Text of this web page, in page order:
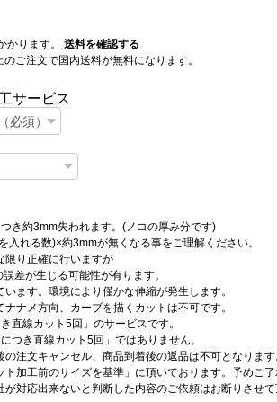
ります。
送料を確認する
ご注文で国内送料が無料になります。
サービス
き約3mm失われます。(ノコの厚み分です)
入れる数)×約3mmが無くなる事をご理解ください。
限り正確に行いますが
差が生じる可能性が有ります。
います。環境により僅かな伸縮が発生します。
ナナメ方向、カーブを描くカットは不可です。
直線カット5回」のサービスです。
つき直線カット5回」ではありません。
の注文キャンセル、商品到着後の返品は不可となります
ト加工前のサイズを基準」に頂いております。予めご了
が対応出来ないと判断した内容のご依頼はお断りさせて